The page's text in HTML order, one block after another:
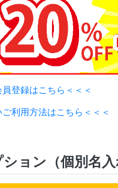
登録はこちら＜＜＜
ご利用方法はこちら＜＜＜
ション（個別名